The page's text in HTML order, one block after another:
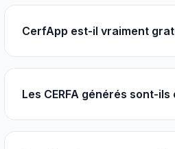
CerfApp est-il vraiment
Les CERFA générés sont-